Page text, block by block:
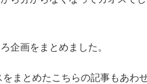
企画をまとめました。
まとめたこちらの記事もあわ